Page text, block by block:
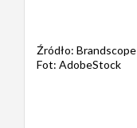
Źródło: Brandscope
Fot: AdobeStock